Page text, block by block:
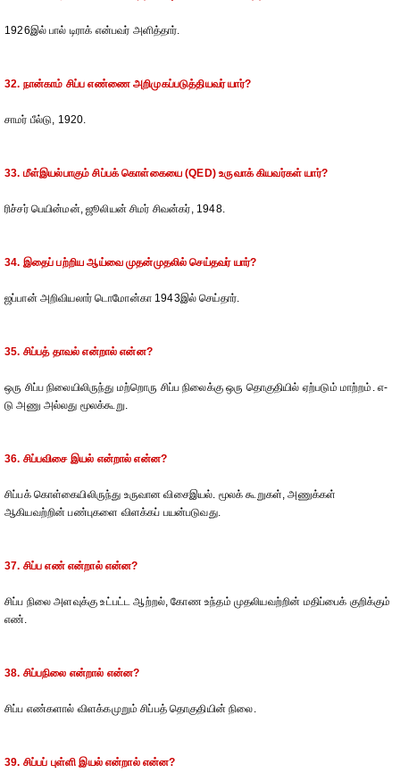
1926இல் பால் டிராக் என்பவர் அளித்தார்.
32. நான்காம் சிப்ப எண்ணை அறிமுகப்படுத்தியவர் யார்?
சாமர் பீல்டு, 1920.
33. மீள்இயல்பாகும் சிப்பக் கொள்கையை (QED) உருவாக் கியவர்கள் யார்?
ரிச்சர் பெயின்மன், ஜூலியன் சிமர் சிவன்கர், 1948.
34. இதைப் பற்றிய ஆய்வை முதன்முதலில் செய்தவர் யார்?
ஜப்பான் அறிவியலார் டொமோன்கா 1943இல் செய்தார்.
35. சிப்பத் தாவல் என்றால் என்ன?
ஒரு சிப்ப நிலையிலிருந்து மற்றொரு சிப்ப நிலைக்கு ஒரு தொகுதியில் ஏற்படும் மாற்றம். எ-
டு அணு அல்லது மூலக்கூறு.
36. சிப்பவிசை இயல் என்றால் என்ன?
சிப்பக் கொள்கையிலிருந்து உருவான விசைஇயல். மூலக் கூறுகள், அணுக்கள்
ஆகியவற்றின் பண்புகளை விளக்கப் பயன்படுவது.
37. சிப்ப எண் என்றால் என்ன?
சிப்ப நிலை அளவுக்கு உட்பட்ட ஆற்றல், கோண உந்தம் முதலியவற்றின் மதிப்பைக் குறிக்கும்
எண்.
38. சிப்பநிலை என்றால் என்ன?
சிப்ப எண்களால் விளக்கமுறும் சிப்பத் தொகுதியின் நிலை.
39. சிப்பப் புள்ளி இயல் என்றால் என்ன?